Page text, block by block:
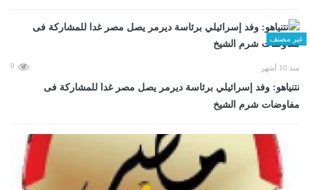
غير مصنف
منذ 10 أشهر 0
نتنياهو: وفد إسرائيلي برئاسة ديرمر يصل مصر غدا للمشاركة فى
مفاوضات شرم الشيخ